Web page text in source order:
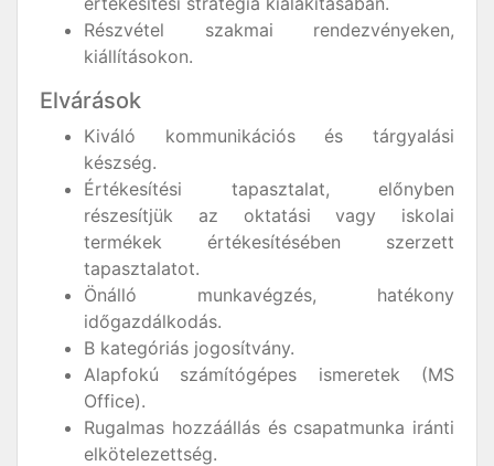
Részvétel szakmai rendezvényeken,
kiállításokon.
Elvárások
Kiváló kommunikációs és tárgyalási
készség.
Értékesítési tapasztalat, előnyben
részesítjük az oktatási vagy iskolai
termékek értékesítésében szerzett
tapasztalatot.
Önálló munkavégzés, hatékony
időgazdálkodás.
B kategóriás jogosítvány.
Alapfokú számítógépes ismeretek (MS
Office).
Rugalmas hozzáállás és csapatmunka iránti
elkötelezettség.